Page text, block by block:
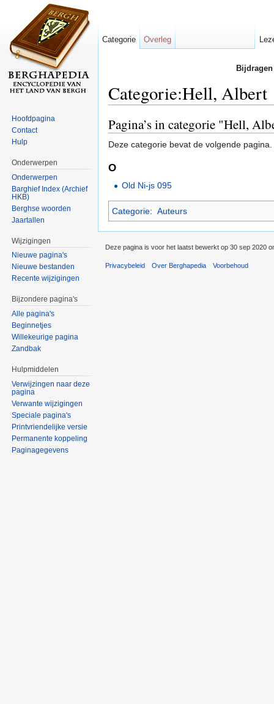
Categorie:Hell, Albert
Pagina’s in categorie "Hell,
Deze categorie bevat de volgende pagina.
O
Old Ni-js 095
Categorie: Auteurs
Categorie Overleg
Hoofdpagina
Contact
Hulp
Onderwerpen
Onderwerpen
Barghief Index (Archief
HKB)
Berghse woorden
Jaartallen
Wijzigingen
Nieuwe pagina's
Nieuwe bestanden
Recente wijzigingen
Bijzondere pagina's
Alle pagina's
Beginnetjes
Willekeurige pagina
Zandbak
Hulpmiddelen
Verwijzingen naar deze
pagina
Verwante wijzigingen
Speciale pagina's
Printvriendelijke versie
Permanente koppeling
Paginagegevens
Deze pagina is voor het laatst bewerkt op 30 sep 2020
Privacybeleid Over Berghapedia Voorbehoud